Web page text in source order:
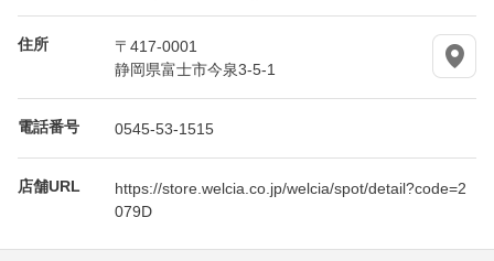
住所
〒417-0001
静岡県富士市今泉3-5-1
電話番号 0545-53-1515
店舗URL
https://store.welcia.co.jp/welcia/spot/detail?code=2
079D